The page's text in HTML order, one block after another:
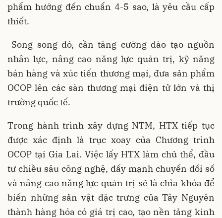
phẩm hướng đến chuẩn 4-5 sao, là yêu cầu cấp
thiết.
Song song đó, cần tăng cường đào tạo nguồn
nhân lực, nâng cao năng lực quản trị, kỹ năng
bán hàng và xúc tiến thương mại, đưa sản phẩm
OCOP lên các sàn thương mại điện tử lớn và thị
trường quốc tế.
Trong hành trình xây dựng NTM, HTX tiếp tục
được xác định là trục xoay của Chương trình
OCOP tại Gia Lai. Việc lấy HTX làm chủ thể, đầu
tư chiều sâu công nghệ, đẩy mạnh chuyển đổi số
và nâng cao năng lực quản trị sẽ là chìa khóa để
biến những sản vật đặc trưng của Tây Nguyên
thành hàng hóa có giá trị cao, tạo nền tảng kinh